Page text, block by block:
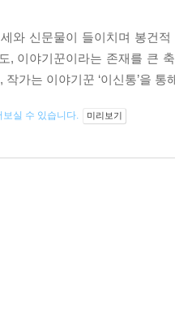
와 신문물이 들이치며 봉건
, 이야기꾼이라는 존재를 큰
가는 이야기꾼 ‘이신통’을
보실 수 있습니다. 미리보기